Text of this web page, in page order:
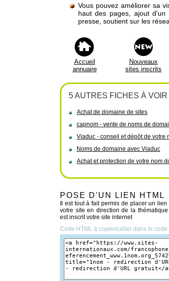
Vous pouvez améliorer sa
haut des pages, ajout
presse, soutient sur les
Accueil
annuaire
Nouveaux
sites inscrits
5 AUTRES FICHES À VOIR
Achat de domaine de sites
capnom - vente de noms de
Viaduc - conseil et dépôt de votre
Noms de domaine avec Viaduc
Achat et protection de votre nom
POSE D'UN LIEN HTML
Il est tout à fait permis de placer un
votre site en direction de la
est inscrit votre site internet
Code HTML à copier/coller dans le code